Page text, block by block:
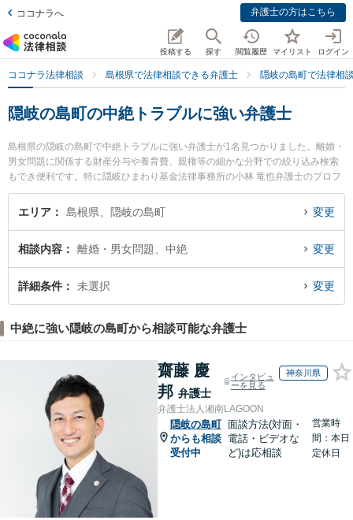
ココナラへ 弁護士の方はこちら
投稿する 探す 閲覧履歴 マイリスト ログイン
ココナラ法律相談 島根県で法律相談できる弁護士 隠岐の島町で法律相
隠岐の島町の中絶トラブルに強い弁護士
島根県の隠岐の島町で中絶トラブルに強い弁護士が1名見つかりました。離婚・
男女問題に関係する財産分与や養育費、親権等の細かな分野での絞り込み検索
もでき便利です。特に隠岐ひまわり基金法律事務所の小林 竜也弁護士のプロフ
ィール情報や弁護士費用、強みなどが注目されています。『隠岐の島町で土日
や夜間に発生した中絶トラブルのトラブルを今すぐに弁護士に相談したい』
したい』などでお困りの相談者さんにおすすめです。
エリア 島根県、隠岐の島町 変更
相談内容 離婚・男女問題、中絶 変更
詳細条件 未選択 変更
中絶に強い隠岐の島町から相談可能な弁護士
齋藤 慶
邦 弁護士
インタビュ
ーを見る
神奈川県
弁護士法人湘南LAGOON
隠岐の島町
からも相談
受付中
面談方法(対面・
電話・ビデオな
ど)は応相談
営業時
間：本日
定休日